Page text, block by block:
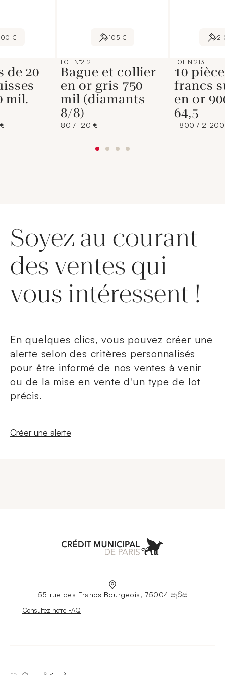
€
de 20
mil.
105 €
LOT N°212
Bague et collier
en or gris 750
mil (diamants
8/8)
80 / 120 €
2
LOT N°213
10
francs
en or
64,5
1 800 / 2
Soyez au courant
des ventes qui
vous intéressent !
En quelques clics, vous pouvez créer une
alerte selon des critères personnalisés
pour être informé de nos ventes à venir
ou de la mise en vente d'un type de lot
précis.
Nouvelle fenêtre
Créer une alerte
55 rue des Francs Bourgeois, 75004 පැරිස්
Nouvelle fenêtre
Consultez notre FAQ